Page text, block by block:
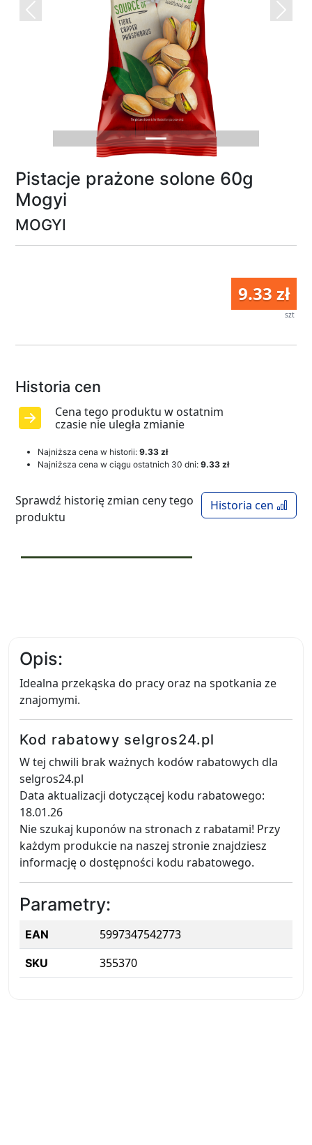
Previous Next
Pistacje prażone solone 60g
Mogyi
MOGYI
9.33 zł
szt
Historia cen
Cena tego produktu w ostatnim
czasie nie uległa zmianie
Najniższa cena w historii: 9.33 zł
Najniższa cena w ciągu ostatnich 30 dni: 9.33 zł
Historia cen
Sprawdź historię zmian ceny tego
produktu
Opis:
Idealna przekąska do pracy oraz na spotkania ze
znajomymi.
Kod rabatowy selgros24.pl
W tej chwili brak ważnych kodów rabatowych dla
selgros24.pl
Data aktualizacji dotyczącej kodu rabatowego:
18.01.26
Nie szukaj kuponów na stronach z rabatami! Przy
każdym produkcie na naszej stronie znajdziesz
informację o dostępności kodu rabatowego.
Parametry:
EAN 5997347542773
SKU 355370